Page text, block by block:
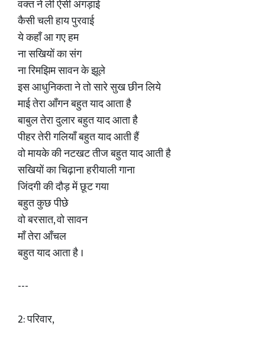
वक्त ने ली ऐसी अंगड़ाई
कैसी चली हाय पुरवाई
ये कहाँ आ गए हम
ना सखियों का संग
ना रिमझिम सावन के झूले
इस आधुनिकता ने तो सारे सुख छीन लिये
माई तेरा आँगन बहुत याद आता है
बाबुल तेरा दुलार बहुत याद आता है
पीहर तेरी गलियाँ बहुत याद आती हैं
वो मायके की नटखट तीज बहुत याद आती है
सखियों का चिढ़ाना हरीयाली गाना
जिंदगी की दौड़ में छूट गया
बहुत कुछ पीछे
वो बरसात, वो सावन
माँ तेरा आँचल
बहुत याद आता है ।
---
2: परिवार,